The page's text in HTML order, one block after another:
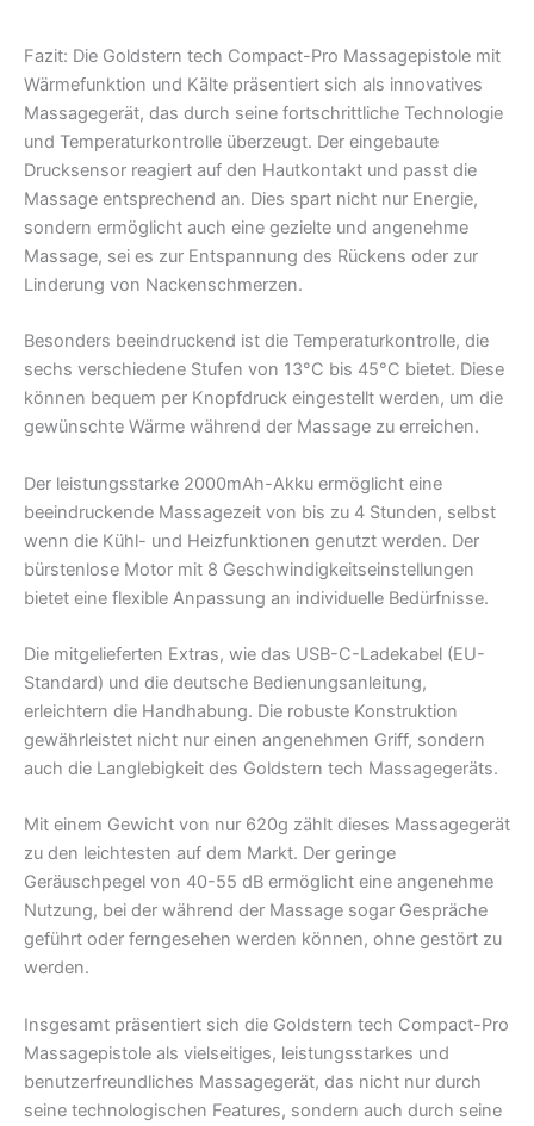
Fazit: Die Goldstern tech Compact-Pro Massagepistole mit
Wärmefunktion und Kälte präsentiert sich als innovatives
Massagegerät, das durch seine fortschrittliche Technologie
und Temperaturkontrolle überzeugt. Der eingebaute
Drucksensor reagiert auf den Hautkontakt und passt die
Massage entsprechend an. Dies spart nicht nur Energie,
sondern ermöglicht auch eine gezielte und angenehme
Massage, sei es zur Entspannung des Rückens oder zur
Linderung von Nackenschmerzen.
Besonders beeindruckend ist die Temperaturkontrolle, die
sechs verschiedene Stufen von 13°C bis 45°C bietet. Diese
können bequem per Knopfdruck eingestellt werden, um die
gewünschte Wärme während der Massage zu erreichen.
Der leistungsstarke 2000mAh-Akku ermöglicht eine
beeindruckende Massagezeit von bis zu 4 Stunden, selbst
wenn die Kühl- und Heizfunktionen genutzt werden. Der
bürstenlose Motor mit 8 Geschwindigkeitseinstellungen
bietet eine flexible Anpassung an individuelle Bedürfnisse.
Die mitgelieferten Extras, wie das USB-C-Ladekabel (EU-
Standard) und die deutsche Bedienungsanleitung,
erleichtern die Handhabung. Die robuste Konstruktion
gewährleistet nicht nur einen angenehmen Griff, sondern
auch die Langlebigkeit des Goldstern tech Massagegeräts.
Mit einem Gewicht von nur 620g zählt dieses Massagegerät
zu den leichtesten auf dem Markt. Der geringe
Geräuschpegel von 40-55 dB ermöglicht eine angenehme
Nutzung, bei der während der Massage sogar Gespräche
geführt oder ferngesehen werden können, ohne gestört zu
werden.
Insgesamt präsentiert sich die Goldstern tech Compact-Pro
Massagepistole als vielseitiges, leistungsstarkes und
benutzerfreundliches Massagegerät, das nicht nur durch
seine technologischen Features, sondern auch durch seine